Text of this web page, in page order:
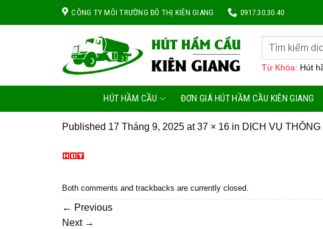
CÔNG TY MÔI TRƯỜNG ĐÔ THỊ KIÊN GIANG 0917.30.30.40
Từ Khóa: Hút
HÚT HẦM CẦU ĐƠN GIÁ HÚT HẦM CẦU KIÊN GIANG
Published 17 Tháng 9, 2025 at37 × 16 in DỊCH VỤ
Both comments and trackbacks are currently closed.
← Previous
Next →